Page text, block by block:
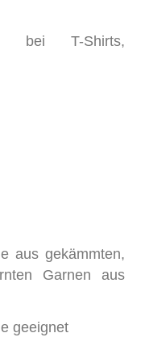
bei T-Shirts,
aus gekämmten,
Garnen aus
geeignet